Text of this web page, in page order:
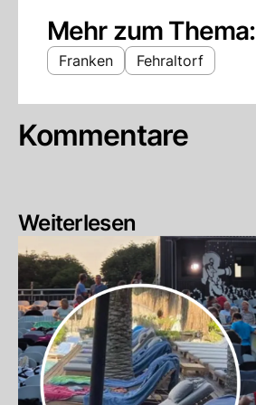
Mehr zum Thema:
Franken Fehraltorf
Kommentare
Weiterlesen